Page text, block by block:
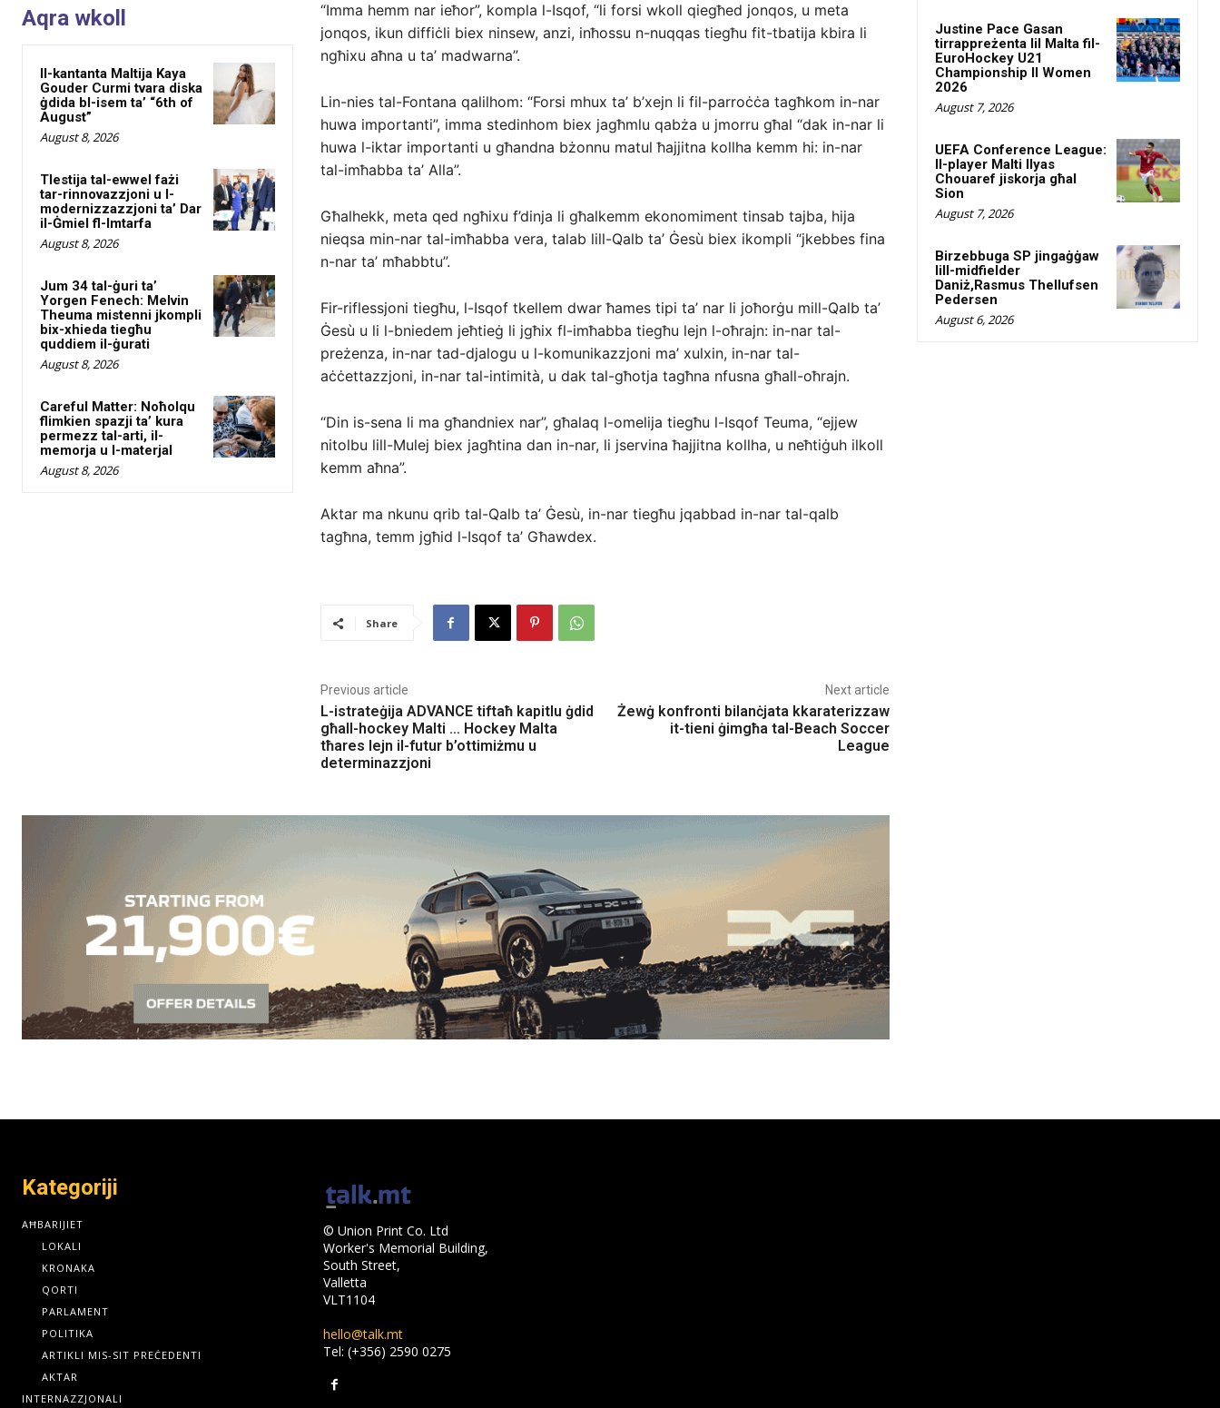
Aqra wkoll
Il-kantanta Maltija Kaya
Gouder Curmi tvara diska
ġdida bl-isem ta’ “6th of
August”
August 8, 2026
Tlestija tal-ewwel fażi
tar-rinnovazzjoni u l-
modernizzazzjoni ta’ Dar
il-Ġmiel fl-Imtarfa
August 8, 2026
Jum 34 tal-ġuri ta’
Yorgen Fenech: Melvin
Theuma mistenni jkompli
bix-xhieda tiegħu
quddiem il-ġurati
August 8, 2026
Careful Matter: Noħolqu
flimkien spazji ta’ kura
permezz tal-arti, il-
memorja u l-materjal
August 8, 2026
“Imma hemm nar ieħor”, kompla l-Isqof, “li forsi wkoll qiegħed jonqos, u meta
jonqos, ikun diffiċli biex ninsew, anzi, inħossu n-nuqqas tiegħu fit-tbatija kbira li
ngħixu aħna u ta’ madwarna”.
Lin-nies tal-Fontana qalilhom: “Forsi mhux ta’ b’xejn li fil-parroċċa tagħkom in-nar
huwa importanti”, imma stedinhom biex jagħmlu qabża u jmorru għal “dak in-nar li
huwa l-iktar importanti u għandna bżonnu matul ħajjitna kollha kemm hi: in-nar
tal-imħabba ta’ Alla”.
Għalhekk, meta qed ngħixu f’dinja li għalkemm ekonomiment tinsab tajba, hija
nieqsa min-nar tal-imħabba vera, talab lill-Qalb ta’ Ġesù biex ikompli “jkebbes fina
n-nar ta’ mħabbtu”.
Fir-riflessjoni tiegħu, l-Isqof tkellem dwar ħames tipi ta’ nar li joħorġu mill-Qalb ta’
Ġesù u li l-bniedem jeħtieġ li jgħix fl-imħabba tiegħu lejn l-oħrajn: in-nar tal-
preżenza, in-nar tad-djalogu u l-komunikazzjoni ma’ xulxin, in-nar tal-
aċċettazzjoni, in-nar tal-intimità, u dak tal-għotja tagħna nfusna għall-oħrajn.
“Din is-sena li ma għandniex nar”, għalaq l-omelija tiegħu l-Isqof Teuma, “ejjew
nitolbu lill-Mulej biex jagħtina dan in-nar, li jservina ħajjitna kollha, u neħtiġuh ilkoll
kemm aħna”.
Aktar ma nkunu qrib tal-Qalb ta’ Ġesù, in-nar tiegħu jqabbad in-nar tal-qalb
tagħna, temm jgħid l-Isqof ta’ Għawdex.
Share
Previous article
L-istrateġija ADVANCE tiftaħ kapitlu ġdid
għall-hockey Malti … Hockey Malta
tħares lejn il-futur b’ottimiżmu u
determinazzjoni
Next article
Żewġ konfronti bilanċjata kkaraterizzaw
it-tieni ġimgħa tal-Beach Soccer
League
Justine Pace Gasan
tirrappreżenta lil Malta fil-
EuroHockey U21
Championship II Women
2026
August 7, 2026
UEFA Conference League:
Il-player Malti Ilyas
Chouaref jiskorja għal
Sion
August 7, 2026
Birzebbuga SP jingaġġaw
lill-midfielder
Daniż,Rasmus Thellufsen
Pedersen
August 6, 2026
Kategoriji
AĦBARIJIET
LOKALI
KRONAKA
QORTI
PARLAMENT
POLITIKA
ARTIKLI MIS-SIT PREĊEDENTI
AKTAR
INTERNAZZJONALI
© Union Print Co. Ltd
Worker's Memorial Building,
South Street,
Valletta
VLT1104
hello@talk.mt
Tel: (+356) 2590 0275